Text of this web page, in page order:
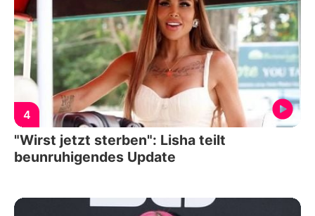
4
"Wirst jetzt sterben": Lisha teilt
beunruhigendes Update